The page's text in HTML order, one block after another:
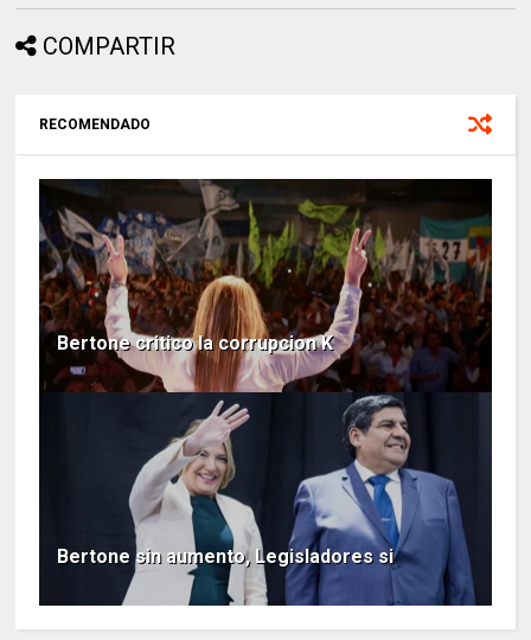
COMPARTIR
RECOMENDADO
Bertone critico la corrupcion K
Bertone sin aumento, Legisladores si